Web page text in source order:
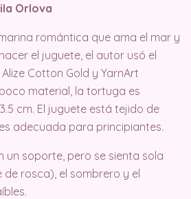
Orlova
romántica que ama el mar y
el juguete, el autor usó el
Cotton Gold y YarnArt
material, la tortuga es
cm. El juguete está tejido de
adecuada para principiantes.
un soporte, pero se sienta sola
rosca), el sombrero y el